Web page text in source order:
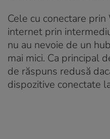
Cele cu conectare
internet prin
nu au nevoie de un
mai mici. Ca principal
de răspuns redusă
dispozitive conectate